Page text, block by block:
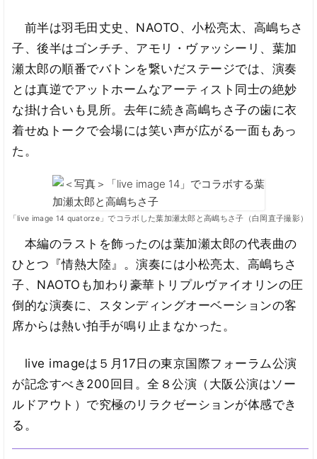
前半は羽毛田丈史、NAOTO、小松亮太、高嶋ちさ
子、後半はゴンチチ、アモリ・ヴァッシーリ、葉加
瀬太郎の順番でバトンを繋いだステージでは、演奏
とは真逆でアットホームなアーティスト同士の絶妙
な掛け合いも見所。去年に続き高嶋ちさ子の歯に衣
着せぬトークで会場には笑い声が広がる一面もあっ
た。
「live image 14 quatorze」でコラボした葉加瀬太郎と高嶋ちさ子（白岡直子撮影）
本編のラストを飾ったのは葉加瀬太郎の代表曲の
ひとつ『情熱大陸』。演奏には小松亮太、高嶋ちさ
子、NAOTOも加わり豪華トリプルヴァイオリンの圧
倒的な演奏に、スタンディングオーベーションの客
席からは熱い拍手が鳴り止まなかった。
live imageは５月17日の東京国際フォーラム公演
が記念すべき200回目。全８公演（大阪公演はソー
ルドアウト）で究極のリラクゼーションが体感でき
る。